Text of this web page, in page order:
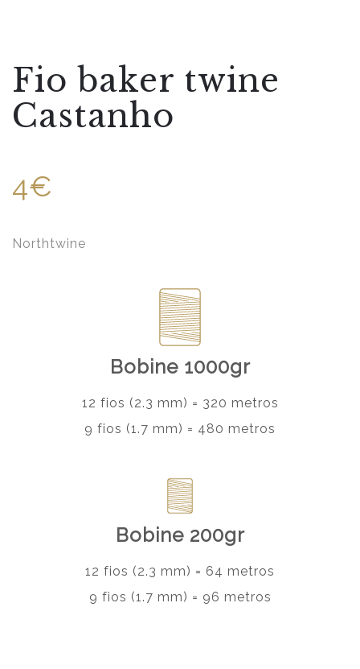
Fio baker twine
Castanho
4€
Northtwine
Bobine 1000gr
12 fios (2.3 mm) = 320 metros
9 fios (1.7 mm) = 480 metros
Bobine 200gr
12 fios (2.3 mm) = 64 metros
9 fios (1.7 mm) = 96 metros